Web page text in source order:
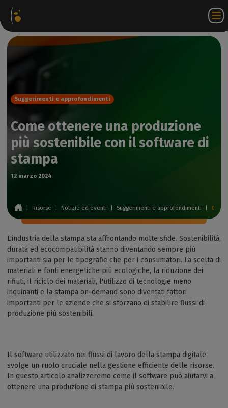
IT
Suggerimenti e approfondimenti
Come ottenere una produzione
più sostenibile con il software di
stampa
12 marzo 2024
Risorse Notizie ed eventi Suggerimenti e approfondimenti
L'industria della stampa sta affrontando molte sfide. Sostenibilità,
durata ed ecocompatibilità stanno diventando sempre più
importanti sia per le tipografie che per i consumatori. La scelta di
materiali e fonti energetiche più ecologiche, la riduzione dei
rifiuti, il riciclo dei materiali, l'utilizzo di tecnologie meno
inquinanti e la stampa on-demand sono diventati fattori
importanti per le aziende che si sforzano di stabilire flussi di
produzione più sostenibili.
Il software utilizzato nei flussi di lavoro della stampa digitale
svolge un ruolo cruciale nella gestione efficiente delle risorse.
In questo articolo analizzeremo come il software può aiutarvi a
ottenere una produzione di stampa più sostenibile.